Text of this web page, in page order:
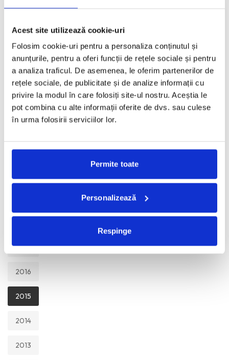
Acest site utilizează cookie-uri
Folosim cookie-uri pentru a personaliza conținutul și
anunțurile, pentru a oferi funcții de rețele sociale și pentru
a analiza traficul. De asemenea, le oferim partenerilor de
rețele sociale, de publicitate și de analize informații cu
privire la modul în care folosiți site-ul nostru. Aceștia le
pot combina cu alte informații oferite de dvs. sau culese
în urma folosirii serviciilor lor.
Permite toate
Personalizează
Respinge
2026
2025
2024
2023
2022
2021
2017
2016
2015
2014
2013